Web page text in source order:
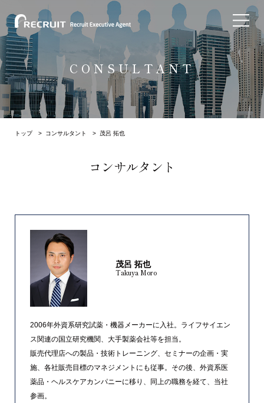
CONSULTANT
トップ > コンサルタント > 茂呂 拓也
コンサルタント
茂呂 拓也
Takuya Moro
2006年外資系研究試薬・機器メーカーに入社。ライフサイエン
ス関連の国立研究機関、大手製薬会社等を担当。
販売代理店への製品・技術トレーニング、セミナーの企画・実
施、各社販売目標のマネジメントにも従事。その後、外資系医
薬品・ヘルスケアカンパニーに移り、同上の職務を経て、当社
参画。